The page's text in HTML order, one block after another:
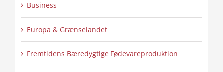
Business
Europa & Grænselandet
Fremtidens Bæredygtige Fødevareproduktion